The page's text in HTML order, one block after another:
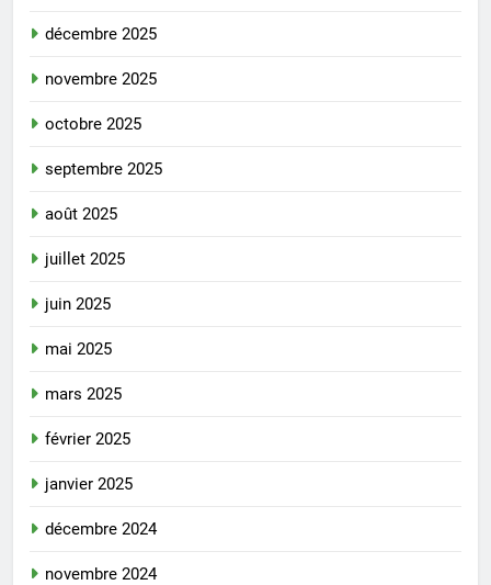
décembre 2025
novembre 2025
octobre 2025
septembre 2025
août 2025
juillet 2025
juin 2025
mai 2025
mars 2025
février 2025
janvier 2025
décembre 2024
novembre 2024